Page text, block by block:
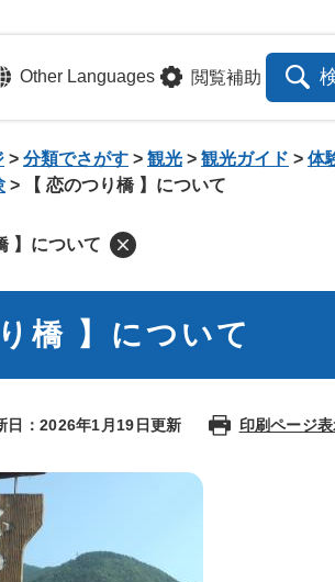
Other Languages 閲覧補助
> 分類でさがす > 観光 > 観光ガイド > 体
> 【 恋のつり橋 】について
】について
橋 】について
日：2026年1月19日更新 印刷ページ